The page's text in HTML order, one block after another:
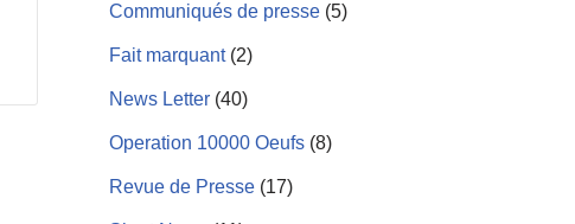
Communiqués de presse (5)
Fait marquant(2)
News Letter (40)
Operation 10000 Oeufs (8)
Revue de Presse (17)